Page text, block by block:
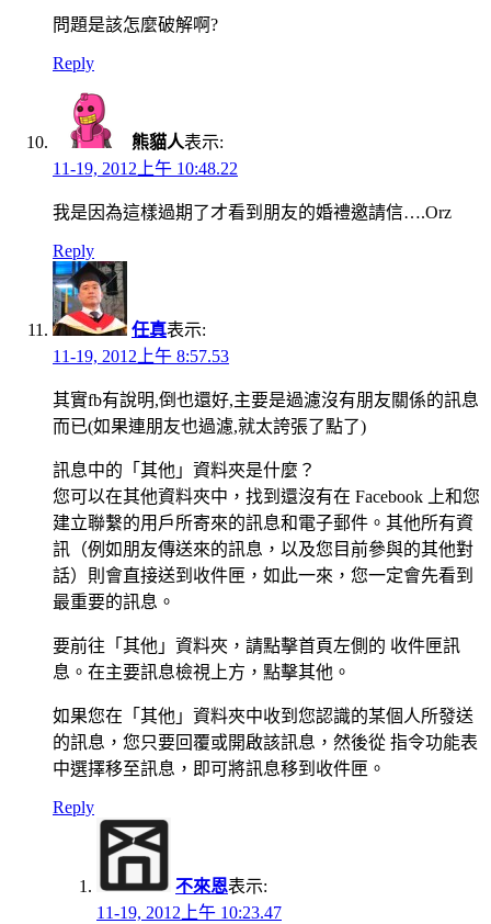
問題是該怎麼破解啊?
Reply
熊貓人表示:
11-19, 2012上午 10:48.22
我是因為這樣過期了才看到朋友的婚禮邀請信….Orz
Reply
任真表示:
11-19, 2012上午 8:57.53
其實fb有說明,倒也還好,主要是過濾沒有朋友關係的訊息
而已(如果連朋友也過濾,就太誇張了點了)
訊息中的「其他」資料夾是什麼？
您可以在其他資料夾中，找到還沒有在 Facebook 上和您
建立聯繫的用戶所寄來的訊息和電子郵件。其他所有資
訊（例如朋友傳送來的訊息，以及您目前參與的其他對
話）則會直接送到收件匣，如此一來，您一定會先看到
最重要的訊息。
要前往「其他」資料夾，請點擊首頁左側的 收件匣訊
息。在主要訊息檢視上方，點擊其他。
如果您在「其他」資料夾中收到您認識的某個人所發送
的訊息，您只要回覆或開啟該訊息，然後從 指令功能表
中選擇移至訊息，即可將訊息移到收件匣。
Reply
不來恩表示:
11-19, 2012上午 10:23.47